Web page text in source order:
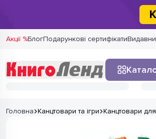
Акції %БлогПодарункові сертифікати
Головна Канцтовари та ігри Канцтовари